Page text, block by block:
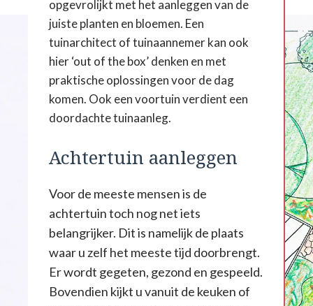
opgevrolijkt met het aanleggen van de
juiste planten en bloemen. Een
tuinarchitect of tuinaannemer kan ook
hier ‘out of the box’ denken en met
praktische oplossingen voor de dag
komen. Ook een voortuin verdient een
doordachte tuinaanleg.
Achtertuin aanleggen
Voor de meeste mensen is de
achtertuin toch nog net iets
belangrijker. Dit is namelijk de plaats
waar u zelf het meeste tijd doorbrengt.
Er wordt gegeten, gezond en gespeeld.
Bovendien kijkt u vanuit de keuken of